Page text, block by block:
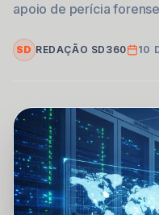
apoio de perícia
SD REDAÇÃO SD360 10